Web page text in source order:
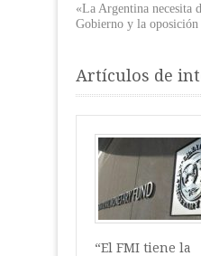
«La Argentina necesita
Gobierno y la oposición
Artículos de
“El FMI tiene la